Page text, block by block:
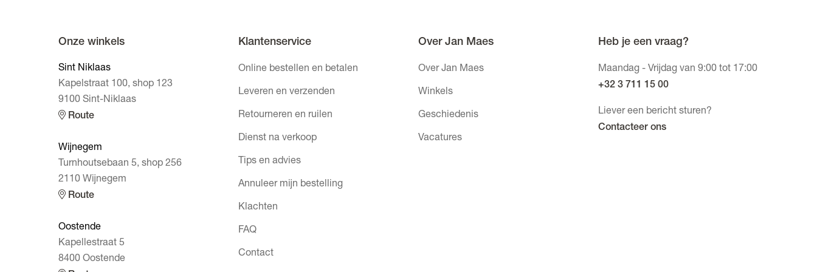
Onze winkels
Sint Niklaas
Kapelstraat 100, shop 123
9100 Sint-Niklaas
Route
Wijnegem
Turnhoutsebaan 5, shop 256
2110 Wijnegem
Route
Oostende
Kapellestraat 5
8400 Oostende
Klantenservice
Online bestellen en betalen
Leveren en verzenden
Retourneren en ruilen
Dienst na verkoop
Tips en advies
Annuleer mijn bestelling
Klachten
FAQ
Contact
Over Jan Maes
Over Jan Maes
Winkels
Geschiedenis
Vacatures
Heb je een vraag?
Maandag - Vrijdag van 9:00 tot 17:00
+32 3 711 15 00
Liever een bericht sturen?
Contacteer ons